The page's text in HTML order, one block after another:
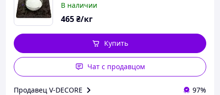
В наличии
465₴/кг
Купить
Чат с продавцом
Продавец V-DECORE 97%